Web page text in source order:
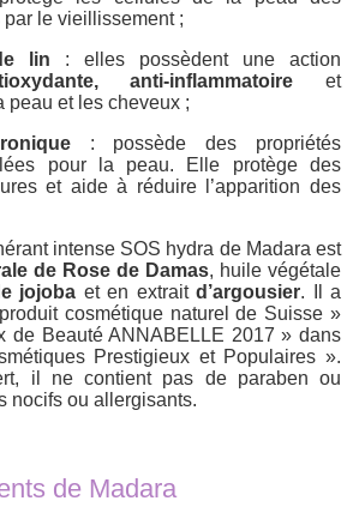
le vieillissement ;
lin : elles possèdent une action
anti-inflammatoire et
peau et les cheveux ;
: possède des propriétés
pour la peau. Elle protège des
et aide à réduire l’apparition des
intense SOS hydra de Madara est
de Rose de Damas, huile végétale
jojoba et en extrait d’argousier. Il a
cosmétique naturel de Suisse »
de Beauté ANNABELLE 2017 » dans
Prestigieux et Populaires ».
il ne contient pas de paraben ou
nocifs ou allergisants.
de Madara